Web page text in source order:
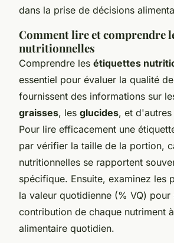
dans la prise de décisions
Comment lire et comprendre
nutritionnelles
Comprendre les étiquettes
essentiel pour évaluer la qualité
fournissent des informations sur
graisses, les glucides, et d'autres
Pour lire efficacement une
par vérifier la taille de la portion,
nutritionnelles se rapportent
spécifique. Ensuite, examinez les
la valeur quotidienne (% VQ)
contribution de chaque nutriment
alimentaire quotidien.